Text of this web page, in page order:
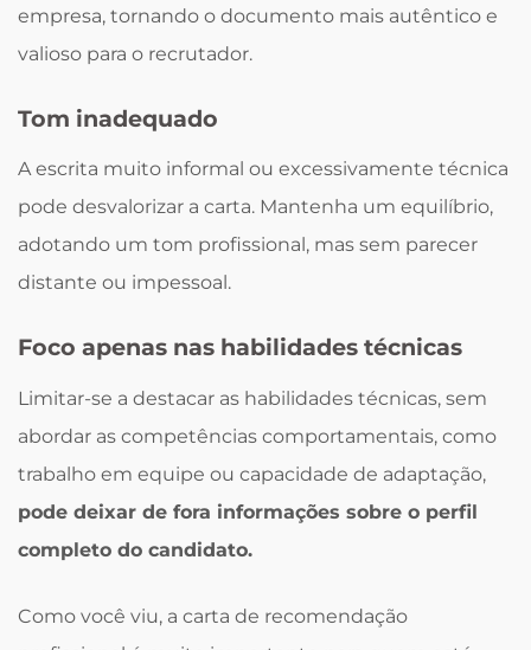
empresa, tornando o documento mais autêntico e
valioso para o recrutador.
Tom inadequado
A escrita muito informal ou excessivamente técnica
pode desvalorizar a carta. Mantenha um equilíbrio,
adotando um tom profissional, mas sem parecer
distante ou impessoal.
Foco apenas nas habilidades técnicas
Limitar-se a destacar as habilidades técnicas, sem
abordar as competências comportamentais, como
trabalho em equipe ou capacidade de adaptação,
pode deixar de fora informações sobre o perfil
completo do candidato.
Como você viu, a carta de recomendação